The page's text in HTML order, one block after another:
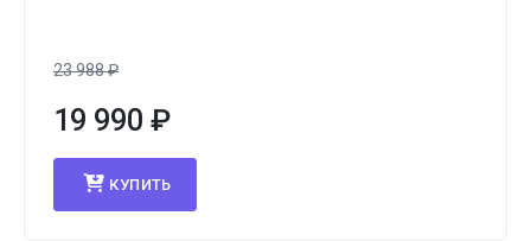
23 988₽
19 990 ₽
КУПИТЬ